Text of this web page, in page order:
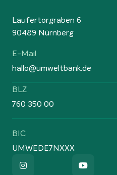
Laufertorgraben 6
90489 Nürnberg
E-Mail
hallo@umweltbank.de
BLZ
760 350 00
BIC
UMWEDE7NXXX